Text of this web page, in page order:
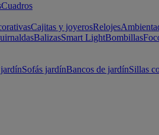
Cuadros
Cajitas y joyerosRelojes
BalizasSmart LightBombillas
Sofás jardínBancos de jardínSillas